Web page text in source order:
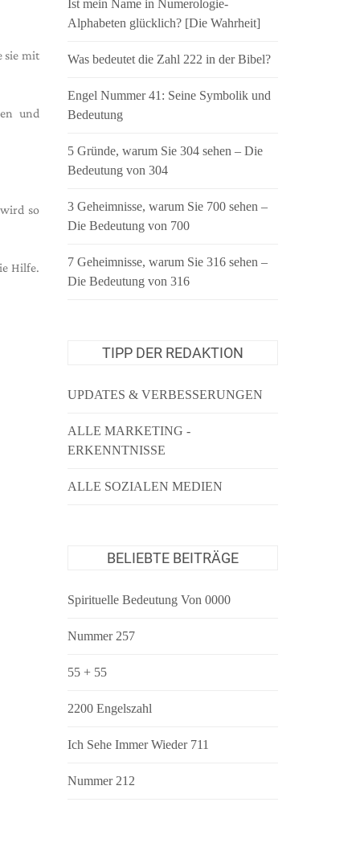
sie mit
und
so
Hilfe.
Ist mein Name in Numerologie-
Alphabeten glücklich? [Die Wahrheit]
Was bedeutet die Zahl 222 in der Bibel?
Engel Nummer 41: Seine Symbolik und
Bedeutung
5 Gründe, warum Sie 304 sehen – Die
Bedeutung von 304
3 Geheimnisse, warum Sie 700 sehen –
Die Bedeutung von 700
7 Geheimnisse, warum Sie 316 sehen –
Die Bedeutung von 316
TIPP DER REDAKTION
UPDATES & VERBESSERUNGEN
ALLE MARKETING -
ERKENNTNISSE
ALLE SOZIALEN MEDIEN
BELIEBTE BEITRÄGE
Spirituelle Bedeutung Von 0000
Nummer 257
55 + 55
2200 Engelszahl
Ich Sehe Immer Wieder 711
Nummer 212